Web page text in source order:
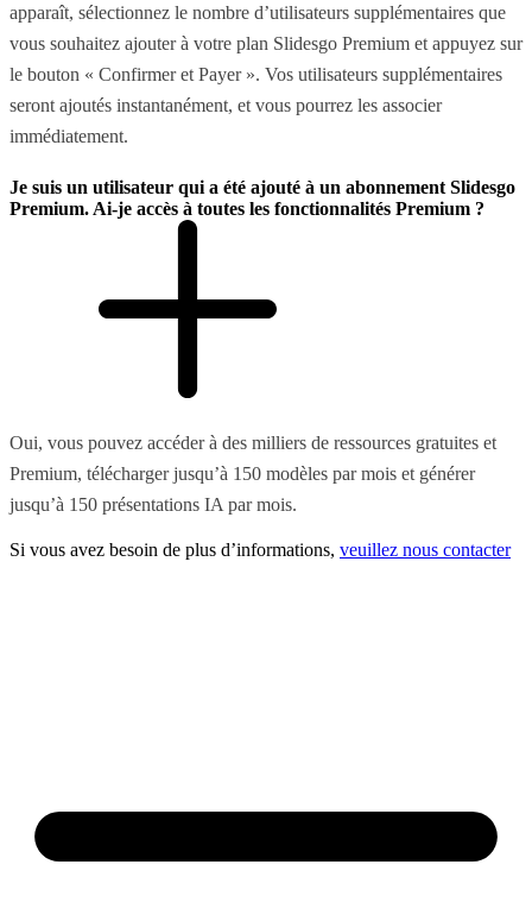
apparaît, sélectionnez le nombre d’utilisateurs supplémentaires que
vous souhaitez ajouter à votre plan Slidesgo Premium et appuyez sur
le bouton « Confirmer et Payer ». Vos utilisateurs supplémentaires
seront ajoutés instantanément, et vous pourrez les associer
immédiatement.
Je suis un utilisateur qui a été ajouté à un abonnement Slidesgo
Premium. Ai-je accès à toutes les fonctionnalités Premium ?
Oui, vous pouvez accéder à des milliers de ressources gratuites et
Premium, télécharger jusqu’à 150 modèles par mois et générer
jusqu’à 150 présentations IA par mois.
Si vous avez besoin de plus d’informations, veuillez nous contacter